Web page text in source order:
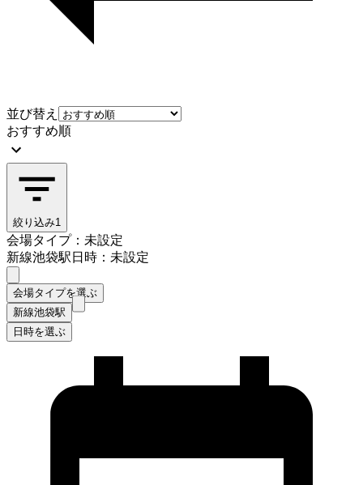
並び替え
おすすめ順
絞り込み1
会場タイプ：未設定
新線池袋駅日時：未設定
会場タイプを選ぶ
新線池袋駅
日時を選ぶ